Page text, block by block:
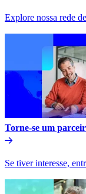
Explore nossa rede
Torne-se um
Se tiver interesse,